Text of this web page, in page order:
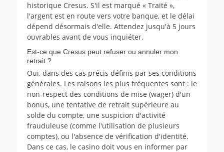
historique Cresus. S'il est marqué « Traité »,
l'argent est en route vers votre banque, et le délai
dépend désormais d'elle. Attendez jusqu'à 5 jours
ouvrables avant de vous inquiéter.
Est-ce que Cresus peut refuser ou annuler mon
retrait ?
Oui, dans des cas précis définis par ses conditions
générales. Les raisons les plus fréquentes sont : le
non-respect des conditions de mise (wager) d'un
bonus, une tentative de retrait supérieure au
solde du compte, une suspicion d'activité
frauduleuse (comme l'utilisation de plusieurs
comptes), ou l'absence de vérification d'identité.
Dans ce cas, le casino doit vous en informer par